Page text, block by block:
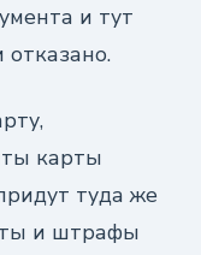
и тут
карты
туда же
и штрафы